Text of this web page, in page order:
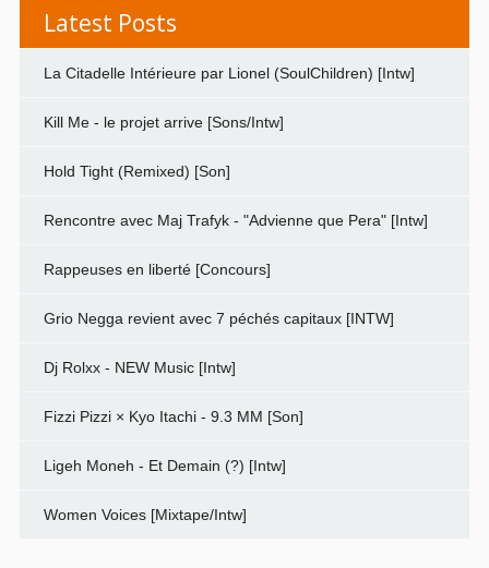
Latest Posts
La Citadelle Intérieure par Lionel (SoulChildren) [Intw]
Kill Me - le projet arrive [Sons/Intw]
Hold Tight (Remixed) [Son]
Rencontre avec Maj Trafyk - "Advienne que Pera" [Intw]
Rappeuses en liberté [Concours]
Grio Negga revient avec 7 péchés capitaux [INTW]
Dj Rolxx - NEW Music [Intw]
Fizzi Pizzi × Kyo Itachi - 9.3 MM [Son]
Ligeh Moneh - Et Demain (?) [Intw]
Women Voices [Mixtape/Intw]